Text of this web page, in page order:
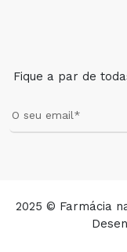
Fique a par de
2025 © Farmácia